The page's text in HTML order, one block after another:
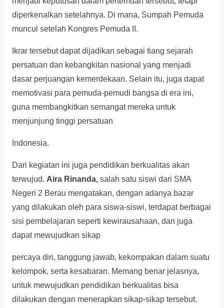
diperkenalkan setelahnya. Di mana, Sumpah Pemuda
muncul setelah Kongres Pemuda II.
Ikrar tersebut dapat dijadikan sebagai tiang sejarah
persatuan dan kebangkitan nasional yang menjadi
dasar perjuangan kemerdekaan. Selain itu, juga dapat
memotivasi para pemuda-pemudi bangsa di era ini,
guna membangkitkan semangat mereka untuk
menjunjung tinggi persatuan
Indonesia.
Dari kegiatan ini juga pendidikan berkualitas akan
terwujud. Aira Rinanda, salah satu siswi dari SMA
Negeri 2 Berau mengatakan, dengan adanya bazar
yang dilakukan oleh para siswa-siswi, terdapat berbagai
sisi pembelajaran seperti kewirausahaan, dan juga
dapat mewujudkan sikap
percaya diri, tanggung jawab, kekompakan dalam suatu
kelompok, serta kesabaran. Memang benar jelasnya,
untuk mewujudkan pendidikan berkualitas bisa
dilakukan dengan menerapkan sikap-sikap tersebut.